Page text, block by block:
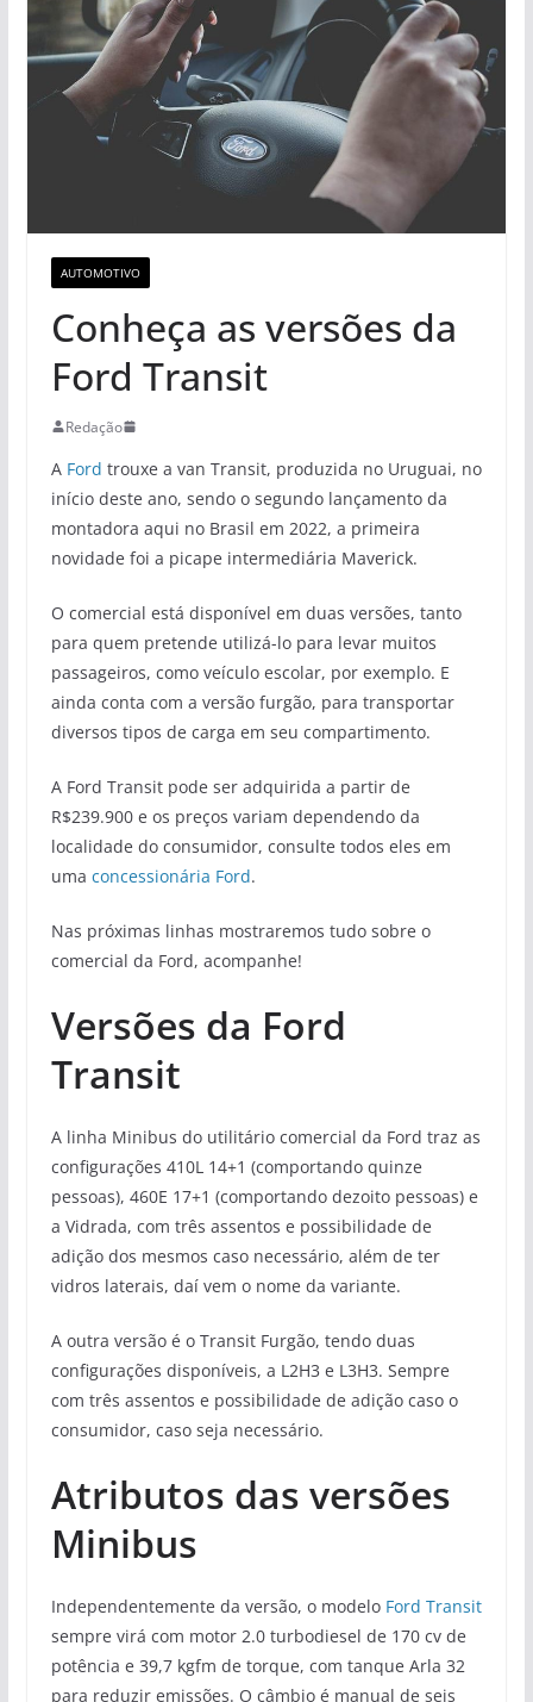
AUTOMOTIVO
Conheça as versões da
Ford Transit
Redação
A Ford trouxe a van Transit, produzida no Uruguai, no
início deste ano, sendo o segundo lançamento da
montadora aqui no Brasil em 2022, a primeira
novidade foi a picape intermediária Maverick.
O comercial está disponível em duas versões, tanto
para quem pretende utilizá-lo para levar muitos
passageiros, como veículo escolar, por exemplo. E
ainda conta com a versão furgão, para transportar
diversos tipos de carga em seu compartimento.
A Ford Transit pode ser adquirida a partir de
R$239.900 e os preços variam dependendo da
localidade do consumidor, consulte todos eles em
uma concessionária Ford.
Nas próximas linhas mostraremos tudo sobre o
comercial da Ford, acompanhe!
Versões da Ford
Transit
A linha Minibus do utilitário comercial da Ford traz as
configurações 410L 14+1 (comportando quinze
pessoas), 460E 17+1 (comportando dezoito pessoas) e
a Vidrada, com três assentos e possibilidade de
adição dos mesmos caso necessário, além de ter
vidros laterais, daí vem o nome da variante.
A outra versão é o Transit Furgão, tendo duas
configurações disponíveis, a L2H3 e L3H3. Sempre
com três assentos e possibilidade de adição caso o
consumidor, caso seja necessário.
Atributos das versões
Minibus
Independentemente da versão, o modelo Ford Transit
sempre virá com motor 2.0 turbodiesel de 170 cv de
potência e 39,7 kgfm de torque, com tanque Arla 32
para reduzir emissões. O câmbio é manual de seis